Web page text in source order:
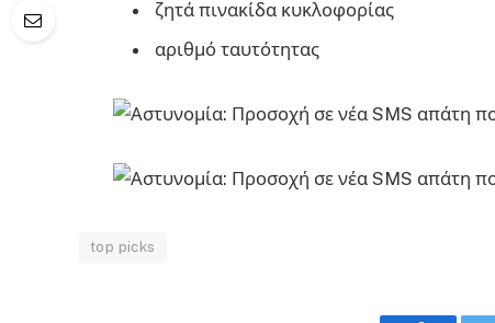
ζητά πινακίδα κυκλοφορίας
αριθμό ταυτότητας
top picks